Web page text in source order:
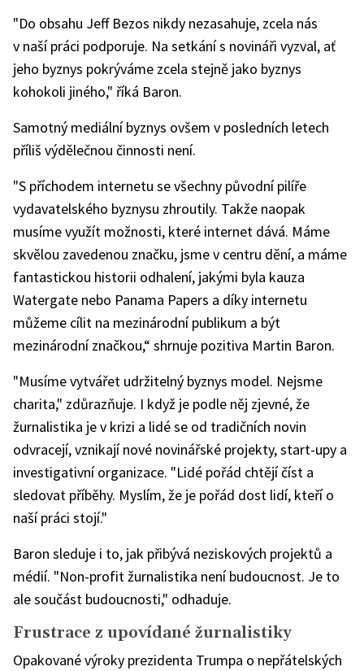
"Do obsahu Jeff Bezos nikdy nezasahuje, zcela nás
v naší práci podporuje. Na setkání s novináři vyzval, ať
jeho byznys pokrýváme zcela stejně jako byznys
kohokoli jiného," říká Baron.
Samotný mediální byznys ovšem v posledních letech
příliš výdělečnou činnosti není.
"S příchodem internetu se všechny původní pilíře
vydavatelského byznysu zhroutily. Takže naopak
musíme využít možnosti, které internet dává. Máme
skvělou zavedenou značku, jsme v centru dění, a máme
fantastickou historii odhalení, jakými byla kauza
Watergate nebo Panama Papers a díky internetu
můžeme cílit na mezinárodní publikum a být
mezinárodní značkou,“ shrnuje pozitiva Martin Baron.
"Musíme vytvářet udržitelný byznys model. Nejsme
charita," zdůrazňuje. I když je podle něj zjevné, že
žurnalistika je v krizi a lidé se od tradičních novin
odvracejí, vznikají nové novinářské projekty, start-upy a
investigativní organizace. "Lidé pořád chtějí číst a
sledovat příběhy. Myslím, že je pořád dost lidí, kteří o
naší práci stojí."
Baron sleduje i to, jak přibývá neziskových projektů a
médií. "Non-profit žurnalistika není budoucnost. Je to
ale součást budoucnosti," odhaduje.
Frustrace z upovídané žurnalistiky
Opakované výroky prezidenta Trumpa o nepřátelských